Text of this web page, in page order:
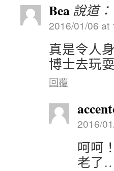
Bea 說道：
2016/01/06 at
真是令人
博士去玩
回覆
2016/
呵呵
老